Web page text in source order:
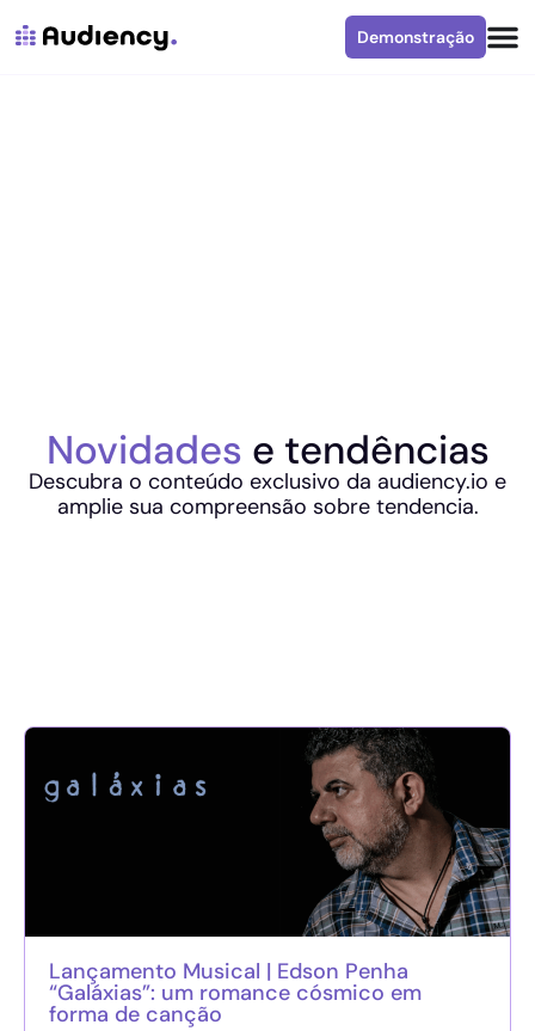
Demonstração
Novidades e tendências
Descubra o conteúdo exclusivo da audiency.io e
amplie sua compreensão sobre tendencia.
Lançamento Musical | Edson Penha
“Galáxias”: um romance cósmico em
forma de canção